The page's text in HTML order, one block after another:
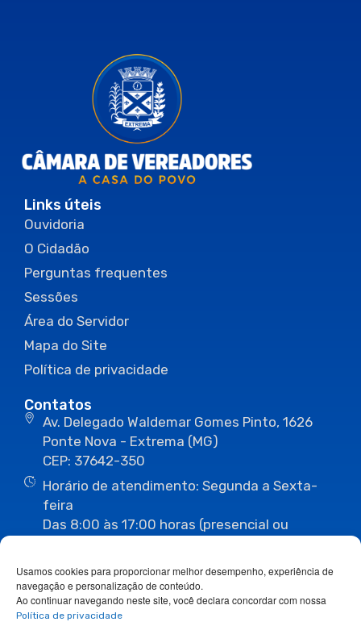
Usamos cookies para proporcionar melhor desempenho, experiência de
navegação e personalização de conteúdo.
Ao continuar navegando neste site, você declara concordar com nossa
Política de privacidade
Links úteis
Ouvidoria
O Cidadão
Perguntas frequentes
Sessões
Área do Servidor
Mapa do Site
Política de privacidade
Contatos
Av. Delegado Waldemar Gomes Pinto, 1626
Ponte Nova - Extrema (MG)
CEP: 37642-350
Horário de atendimento: Segunda a Sexta-
feira
Das 8:00 às 17:00 horas (presencial ou
(35) 3435-1112 (35) 3435-3063
ouvidoria@camaraextrema.mg.gov.br
imprensa@camaraextrema.mg.gov.br
Siga-nos: